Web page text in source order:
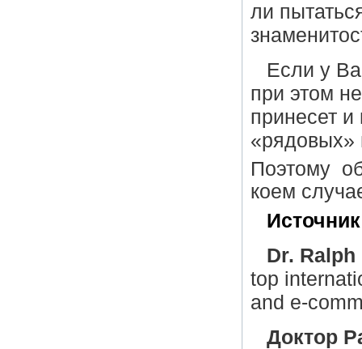
ли
Если у
при этом
принесет
«рядовых»
Поэтому
коем
Dr. Ralph
top
and e-
Доктор